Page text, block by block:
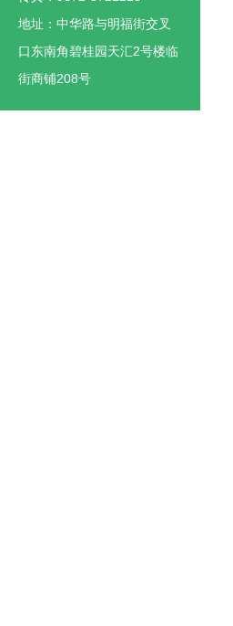
地址：中华路与明福街交叉
口东南角碧桂园天汇2号楼临
街商铺208号